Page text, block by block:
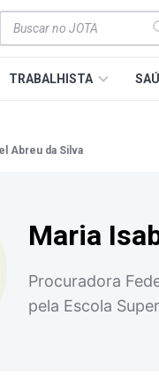
TRABALHISTA
Abreu da Silva
Maria
Procuradora
pela Escola